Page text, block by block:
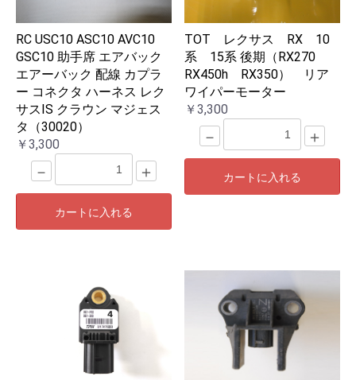
RC USC10 ASC10 AVC10
GSC10 助手席 エアバック
エアーバック 配線 カプラ
ー コネクタ ハーネス レク
サスIS クラウン マジェス
タ（30020）
￥3,300
－ ＋
カートに入れる
TOT レクサス RX 10
系 15系 後期（RX270
RX450h RX350） リア
ワイパーモーター
￥3,300
－ ＋
カートに入れる